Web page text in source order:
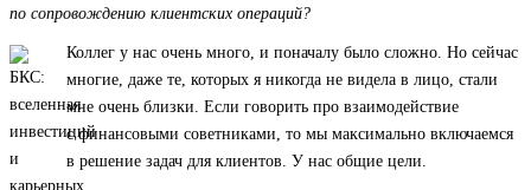
по сопровождению клиентских операций?
Коллег у нас очень много, и поначалу было сложно. Но сейчас
многие, даже те, которых я никогда не видела в лицо, стали
мне очень близки. Если говорить про взаимодействие
с финансовыми советниками, то мы максимально включаемся
в решение задач для клиентов. У нас общие цели.